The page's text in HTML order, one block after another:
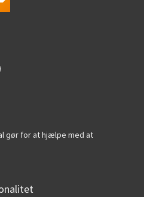
gør for at hjælpe med at